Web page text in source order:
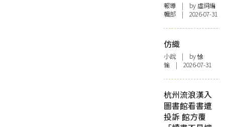
報導 | by 虛詞編
輯部 | 2026-07-31
仿織
小說 | by 悇
愉 | 2026-07-31
杭州流浪漢入
圖書館看書遭
投訴 館方覆